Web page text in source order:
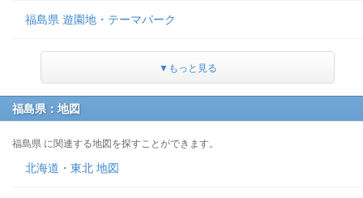
福島県 遊園地・テーマパーク
▼もっと見る
福島県：地図
福島県 に関連する地図を探すことができます。
北海道・東北 地図